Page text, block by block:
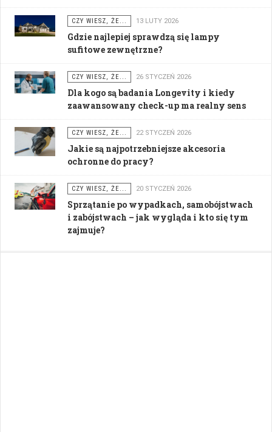
CZY WIESZ, ŻE... 13 LUTY 2026
Gdzie najlepiej sprawdzą się lampy
sufitowe zewnętrzne?
CZY WIESZ, ŻE... 26 STYCZEŃ 2026
Dla kogo są badania Longevity i kiedy
zaawansowany check-up ma realny sens
CZY WIESZ, ŻE... 22 STYCZEŃ 2026
Jakie są najpotrzebniejsze akcesoria
ochronne do pracy?
CZY WIESZ, ŻE... 20 STYCZEŃ 2026
Sprzątanie po wypadkach, samobójstwach
i zabójstwach – jak wygląda i kto się tym
zajmuje?